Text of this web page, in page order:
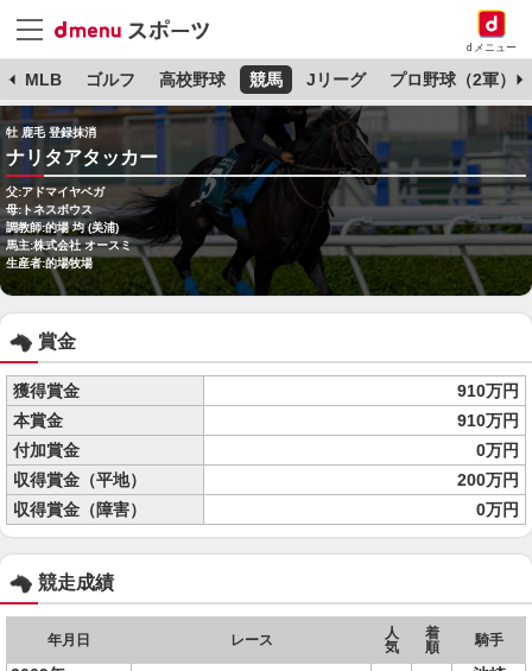
dメニュー
MLB ゴルフ 高校野球 競馬 Jリーグ プロ野球（2軍）
牡 鹿毛 登録抹消
ナリタアタッカー
父:アドマイヤベガ
母:トネスボウス
調教師:的場 均 (美浦)
馬主:株式会社 オースミ
生産者:的場牧場
賞金
獲得賞金
910万円
本賞金
910万円
付加賞金
0万円
収得賞金（平地）
200万円
収得賞金（障害）
0万円
競走成績
年月日 レース
人
気
着
順
騎手